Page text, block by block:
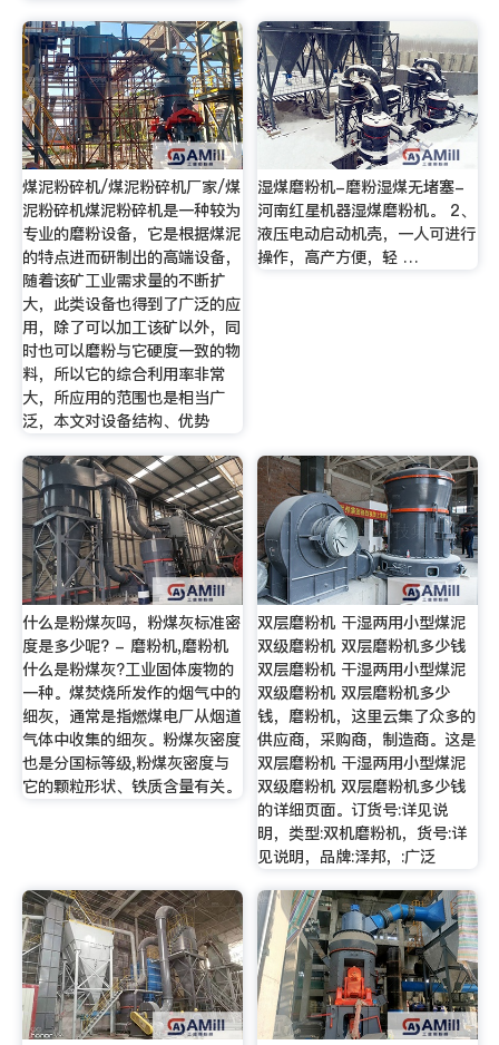
煤泥粉碎机/煤泥粉碎机厂家/煤
泥粉碎机煤泥粉碎机是一种较为
专业的磨粉设备，它是根据煤泥
的特点进而研制出的高端设备，
随着该矿工业需求量的不断扩
大，此类设备也得到了广泛的应
用，除了可以加工该矿以外，同
时也可以磨粉与它硬度一致的物
料，所以它的综合利用率非常
大，所应用的范围也是相当广
泛，本文对设备结构、优势
湿煤磨粉机-磨粉湿煤无堵塞-
河南红星机器湿煤磨粉机。 2、
液压电动启动机壳，一人可进行
操作，高产方便，轻 …
什么是粉煤灰吗，粉煤灰标准密
度是多少呢? - 磨粉机,磨粉机
什么是粉煤灰?工业固体废物的
一种。煤焚烧所发作的烟气中的
细灰，通常是指燃煤电厂从烟道
气体中收集的细灰。粉煤灰密度
也是分国标等级,粉煤灰密度与
它的颗粒形状、铁质含量有关。
双层磨粉机 干湿两用小型煤泥
双级磨粉机 双层磨粉机多少钱
双层磨粉机 干湿两用小型煤泥
双级磨粉机 双层磨粉机多少
钱，磨粉机，这里云集了众多的
供应商，采购商，制造商。这是
双层磨粉机 干湿两用小型煤泥
双级磨粉机 双层磨粉机多少钱
的详细页面。订货号:详见说
明，类型:双机磨粉机，货号:详
见说明，品牌:泽邦，:广泛